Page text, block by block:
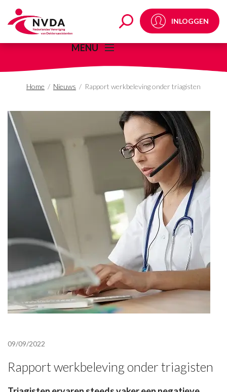
Rapport INLOGGEN
MENU
Home / Nieuws / Rapport werkbeleving onder triagisten
09/09/2022
Rapport werkbeleving onder triagisten